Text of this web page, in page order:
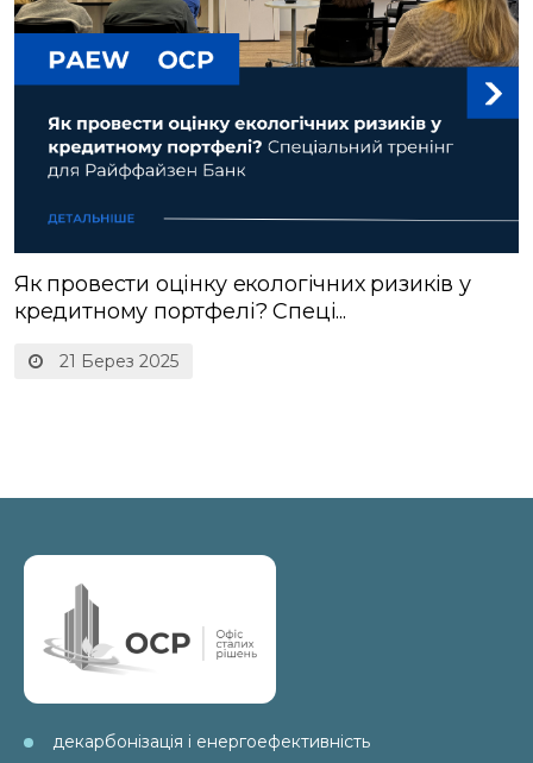
21 Берез 2025
Як провести оцінку екологічних ризиків у
кредитному портфелі? Спеці...
декарбонізація і енергоефективність